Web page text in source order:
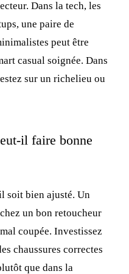
Dans la tech, les
une paire de
peut être
casual soignée. Dans
sur un richelieu ou
il faire bonne
soit bien ajusté. Un
un bon retoucheur
coupée. Investissez
chaussures correctes
que dans la